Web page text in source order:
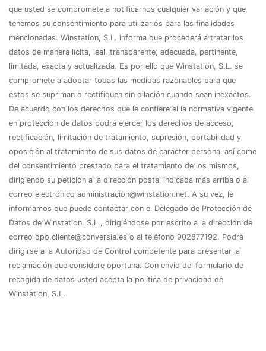
que usted se compromete a notificarnos cualquier variación y que
tenemos su consentimiento para utilizarlos para las finalidades
mencionadas. Winstation, S.L. informa que procederá a tratar los
datos de manera lícita, leal, transparente, adecuada, pertinente,
limitada, exacta y actualizada. Es por ello que Winstation, S.L. se
compromete a adoptar todas las medidas razonables para que
estos se supriman o rectifiquen sin dilación cuando sean inexactos.
De acuerdo con los derechos que le confiere el la normativa vigente
en protección de datos podrá ejercer los derechos de acceso,
rectificación, limitación de tratamiento, supresión, portabilidad y
oposición al tratamiento de sus datos de carácter personal así como
del consentimiento prestado para el tratamiento de los mismos,
dirigiendo su petición a la dirección postal indicada más arriba o al
correo electrónico administracion@winstation.net. A su vez, le
informamos que puede contactar con el Delegado de Protección de
Datos de Winstation, S.L., dirigiéndose por escrito a la dirección de
correo dpo.cliente@conversia.es o al teléfono 902877192. Podrá
dirigirse a la Autoridad de Control competente para presentar la
reclamación que considere oportuna. Con envío del formulario de
recogida de datos usted acepta la política de privacidad de
Winstation, S.L.